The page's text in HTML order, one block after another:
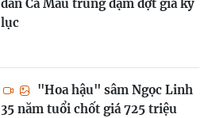
dân Cà Mau trúng đậm đợt giá kỷ
lục
"Hoa hậu" sâm Ngọc Linh
35 năm tuổi chốt giá 725 triệu